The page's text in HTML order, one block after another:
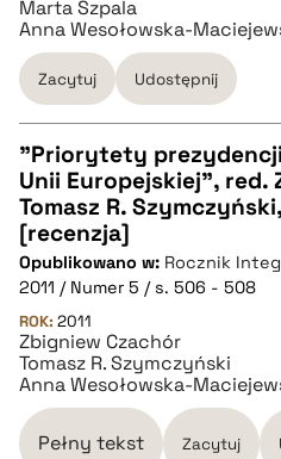
BIBTEX
pobierz cytat
Marta Szpala
Anna Wesołowska-
Zacytuj Udostępnij
CZYSTY TEKST
pobierz cytat
BIBTEX
pobierz cytat
"Priorytety prezydencji
Unii Europejskiej", red.
Tomasz R.
[recenzja]
Opublikowano w: Rocznik
2011 / Numer 5 / s. 506 - 508
ROK: 2011
Zbigniew Czachór
Tomasz R. Szymczyński
Anna Wesołowska-
Pełny tekst Zacytuj